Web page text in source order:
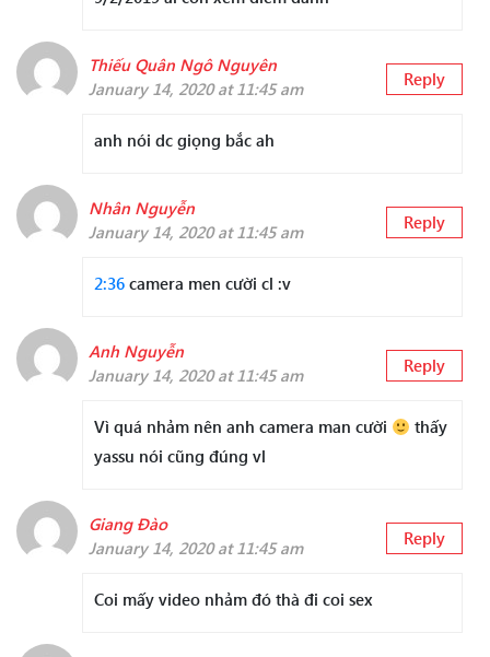
Thiếu Quân Ngô Nguyên
January 14, 2020 at 11:45 am
Reply
anh nói dc giọng bắc ah
Nhân Nguyễn
January 14, 2020 at 11:45 am
Reply
2:36 camera men cười cl :v
Anh Nguyễn
January 14, 2020 at 11:45 am
Reply
Vì quá nhảm nên anh camera man cười
thấy
yassu nói cũng đúng vl
Giang Đào
January 14, 2020 at 11:45 am
Reply
Coi mấy video nhảm đó thà đi coi sex